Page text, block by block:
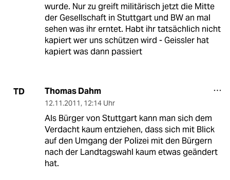
wurde. Nur zu greift militärisch jetzt die Mitte
der Gesellschaft in Stuttgart und BW an mal
sehen was ihr erntet. Habt ihr tatsächlich nicht
kapiert wer uns schützen wird - Geissler hat
kapiert was dann passiert
TD Thomas Dahm
12.11.2011, 12:14 Uhr
Als Bürger von Stuttgart kann man sich dem
Verdacht kaum entziehen, dass sich mit Blick
auf den Umgang der Polizei mit den Bürgern
nach der Landtagswahl kaum etwas geändert
hat.